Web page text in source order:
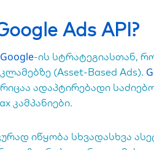
Ads API?
Google-ის სტრატეგიასთან,
(Asset-Based Ads).
ადაპტირებადი
კამპანიები.
იწყობა სხვადასხვა